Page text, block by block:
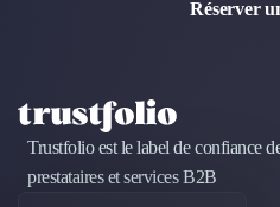
Traiteur & Restauration
Conception & Aménagement de
Sourcing et Imports
Réserver
Trustfolio est le label de confiance
prestataires et services B2B